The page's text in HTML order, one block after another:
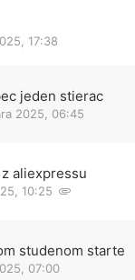
17:38
jeden stierac
2025, 06:45
aliexpressu
10:25
studenom starte
07:00